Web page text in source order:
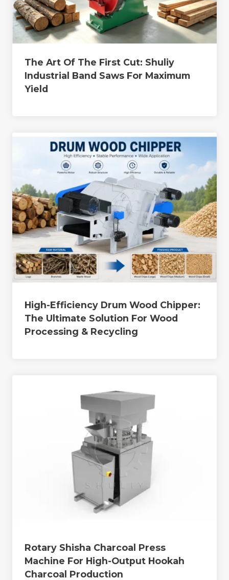
The Art Of The First Cut: Shuliy
Industrial Band Saws For Maximum
Yield
High-Efficiency Drum Wood Chipper:
The Ultimate Solution For Wood
Processing & Recycling
Rotary Shisha Charcoal Press
Machine For High-Output Hookah
Charcoal Production